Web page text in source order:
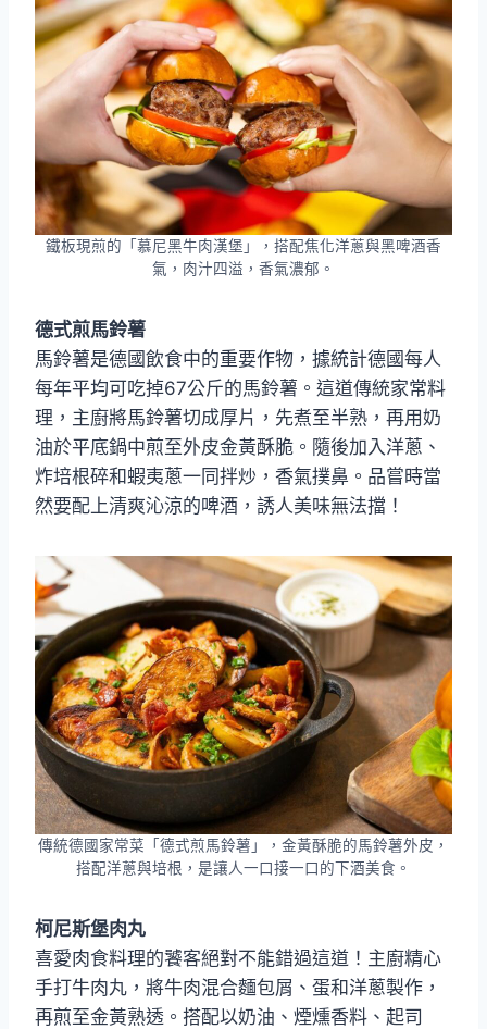
鐵板現煎的「慕尼黑牛肉漢堡」，搭配焦化洋蔥與黑啤酒香
氣，肉汁四溢，香氣濃郁。
德式煎馬鈴薯
馬鈴薯是德國飲食中的重要作物，據統計德國每人
每年平均可吃掉67公斤的馬鈴薯。這道傳統家常料
理，主廚將馬鈴薯切成厚片，先煮至半熟，再用奶
油於平底鍋中煎至外皮金黃酥脆。隨後加入洋蔥、
炸培根碎和蝦夷蔥一同拌炒，香氣撲鼻。品嘗時當
然要配上清爽沁涼的啤酒，誘人美味無法擋！
傳統德國家常菜「德式煎馬鈴薯」，金黃酥脆的馬鈴薯外皮，
搭配洋蔥與培根，是讓人一口接一口的下酒美食。
柯尼斯堡肉丸
喜愛肉食料理的饕客絕對不能錯過這道！主廚精心
手打牛肉丸，將牛肉混合麵包屑、蛋和洋蔥製作，
再煎至金黃熟透。搭配以奶油、煙燻香料、起司